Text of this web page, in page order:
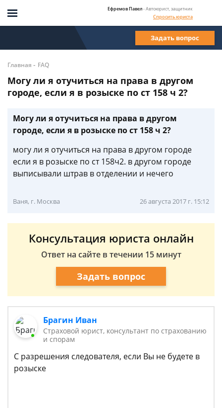
Ефремов Павел- Автоюрист, защитник
Спросить юриста
Задать вопрос
Главная - FAQ
Могу ли я отучиться на права в другом
городе, если я в розыске по ст 158 ч 2?
Могу ли я отучиться на права в другом
городе, если я в розыске по ст 158 ч 2?
могу ли я отучиться на права в другом городе
если я в розыске по ст 158ч2. в другом городе
выписывали штрав в отделении и нечего
Ваня, г. Москва 26 августа 2017 г. 15:12
Консультация юриста онлайн
Ответ на сайте в течении 15 минут
Задать вопрос
Брагин Иван
Страховой юрист, консультант по страхованию
и спорам
С разрешения следователя, если Вы не будете в
розыске